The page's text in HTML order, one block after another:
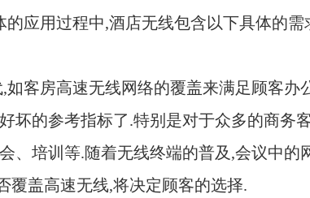
的应用过程中,酒店无线包含以下具体的需
,如客房高速无线网络的覆盖来满足顾客办
坏的参考指标了.特别是对于众多的商务
、培训等.随着无线终端的普及 ,会议中的
覆盖高速无线,将决定顾客的选择.